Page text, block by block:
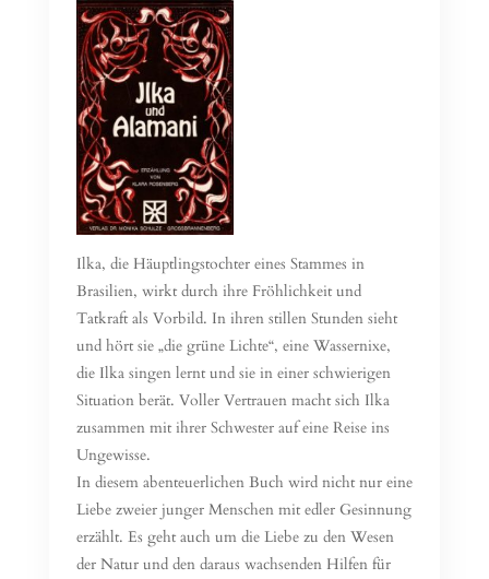
Ilka, die Häuptlingstochter eines Stammes in
Brasilien, wirkt durch ihre Fröhlichkeit und
Tatkraft als Vorbild. In ihren stillen Stunden sieht
und hört sie „die grüne Lichte“, eine Wassernixe,
die Ilka singen lernt und sie in einer schwierigen
Situation berät. Voller Vertrauen macht sich Ilka
zusammen mit ihrer Schwester auf eine Reise ins
Ungewisse.
In diesem abenteuerlichen Buch wird nicht nur eine
Liebe zweier junger Menschen mit edler Gesinnung
erzählt. Es geht auch um die Liebe zu den Wesen
der Natur und den daraus wachsenden Hilfen für